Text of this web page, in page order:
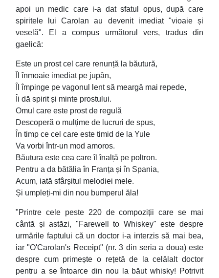
apoi un medic care i-a dat sfatul opus, după care
spiritele lui Carolan au devenit imediat "vioaie și
veselă". El a compus următorul vers, tradus din
gaelică:
Este un prost cel care renunță la băutură,
Îl înmoaie imediat pe jupân,
Îl împinge pe vagonul lent să meargă mai repede,
Îi dă spirit și minte prostului.
Omul care este prost de regulă
Descoperă o mulțime de lucruri de spus,
În timp ce cel care este timid de la Yule
Va vorbi într-un mod amoros.
Băutura este cea care îl înalță pe poltron.
Pentru a da bătălia în Franța și în Spania,
Acum, iată sfârșitul melodiei mele.
Și umpleți-mi din nou bumperul ăla!
"Printre cele peste 220 de compoziții care se mai
cântă și astăzi, "Farewell to Whiskey" este despre
urmările faptului că un doctor i-a interzis să mai bea,
iar "O'Carolan's Receipt" (nr. 3 din seria a doua) este
despre cum primește o rețetă de la celălalt doctor
pentru a se întoarce din nou la băut whisky! Potrivit